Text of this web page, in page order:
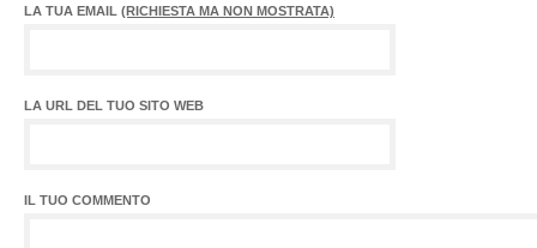
LA TUA EMAIL (RICHIESTA MA NON MOSTRATA)
LA URL DEL TUO SITO WEB
IL TUO COMMENTO